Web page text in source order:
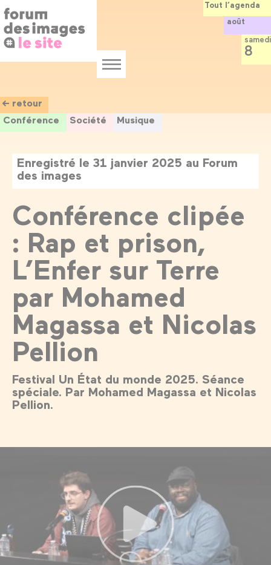
au
contenu
principal
Menu
← retour
Conférence
Société Musique
Enregistré le 31 janvier 2025 au Forum
des images
Conférence clipée
: Rap et prison,
L’Enfer sur Terre
par Mohamed
Magassa et Nicolas
Pellion
Festival Un État du monde 2025. Séance
spéciale. Par Mohamed Magassa et Nicolas
Pellion.
Tout l’agenda
août
samedi
8